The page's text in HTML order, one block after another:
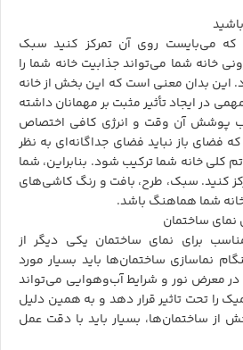
که می‌بایست روی آن تمرکز کنید سبک
خانه شما می‌تواند جذابیت خانه شما را
این بدان معنی است که این بخش از خانه
در ایجاد تأثیر مثبت‌ بر مهمانان داشته
پوشش آن وقت و انرژی کافی اختصاص
فضای باز نباید فضای جداگانه‌ای به نظر
کلی خانه شما ترکیب شود. بنابراین، شما
کنید. سبک، طرح، بافت و رنگ کاشی‌های
خانه شما هماهنگ باشد.
ساختمان
برای نمای ساختمان یکی دیگر از
نماسازی ساختمان‌ها باید بسیار مورد
در معرض نور و شرایط آب‌وهوایی می‌تواند
را تحت تاثیر قرار دهد و به همین دلیل
از ساختمان‌ها، بسیار باید با دقت عمل